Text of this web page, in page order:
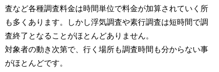
査など各種調査料金は時間単位で料金が加算されていく所
も多くあります。しかし浮気調査や素行調査は短時間で調
査終了となることがほとんどありません。
対象者の動き次第で、行く場所も調査時間も分からない事
がほとんどです。